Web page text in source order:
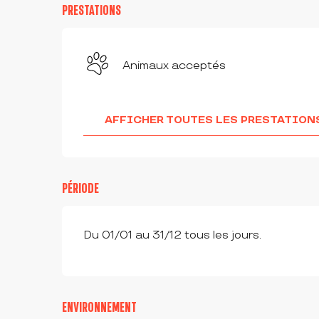
PRESTATIONS
Animaux acceptés
AFFICHER TOUTES LES
PÉRIODE
Du 01/01 au 31/12 tous les jours.
ENVIRONNEMENT